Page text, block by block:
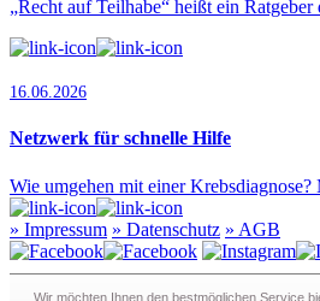
„Recht auf Teilhabe“ heißt ein
16.06.2026
Netzwerk für schnelle Hilfe
Wie umgehen mit einer
» Impressum » Datenschutz » AGB
Redaktion · Graf-Schack-Alle 8 ·
Wir möchten Ihnen den bestmöglichen Service